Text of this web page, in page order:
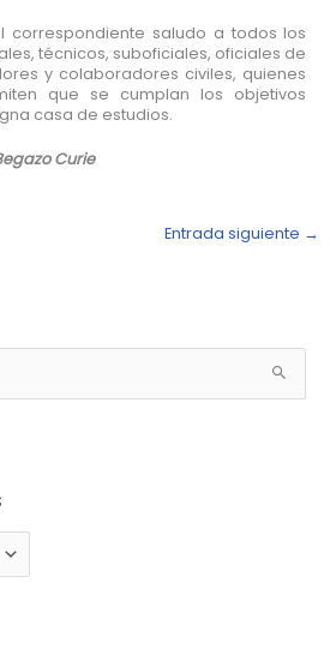
correspondiente saludo a todos los
técnicos, suboficiales, oficiales de
y colaboradores civiles, quienes
que se cumplan los objetivos
casa de estudios.
Curie
Entrada siguiente →